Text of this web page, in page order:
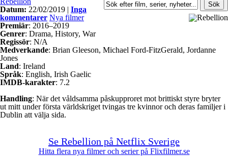
Datum: 22/02/2019 | Inga
kommentarer Nya filmer
Premiär: 2016–2019
Genrer: Drama, History, War
Regissör: N/A
Medverkande: Brian Gleeson, Michael Ford-FitzGerald, Jordanne
Jones
Land: Ireland
Språk: English, Irish Gaelic
IMDB-karakter: 7.2
Handling: När det våldsamma påskupproret mot brittiskt styre bryter
ut mitt under första världskriget tvingas tre kvinnor och deras familjer i
Dublin att välja sida.
Se Rebellion på Netflix Sverige
Hitta flera nya filmer och serier på Flixfilmer.se